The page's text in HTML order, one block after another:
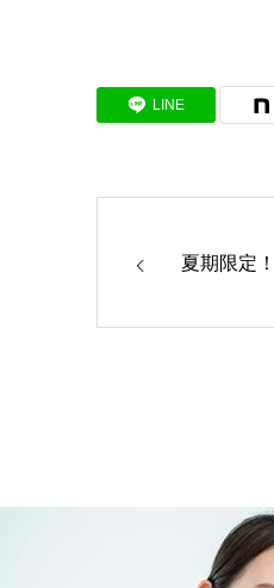
LINE
夏期限定